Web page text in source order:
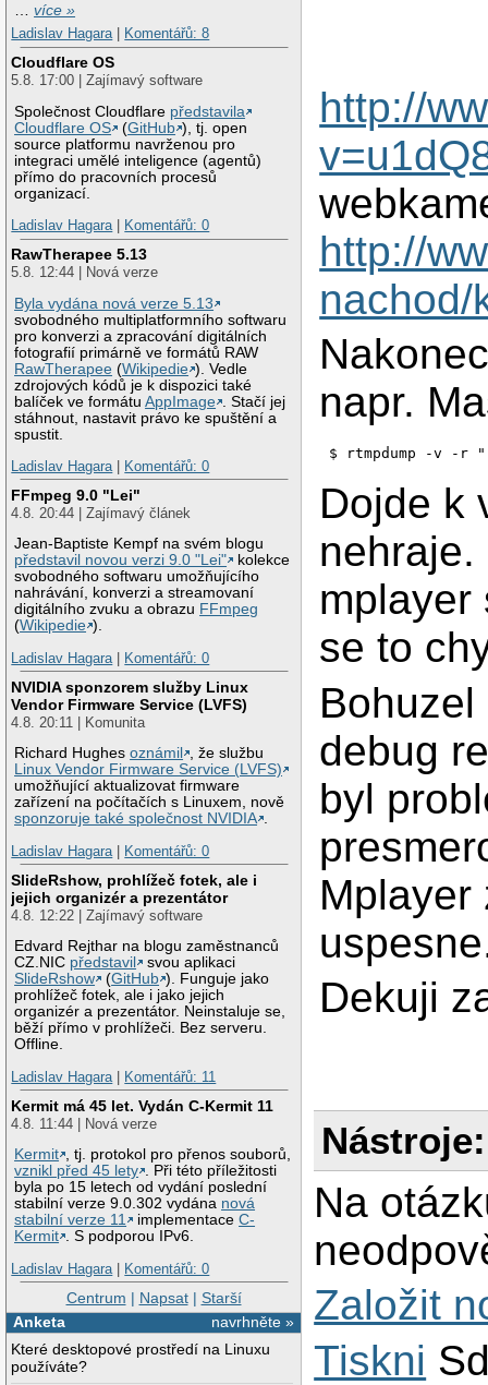
…více »
Ladislav Hagara| Komentářů: 8
Cloudflare OS
5.8. 17:00 | Zajímavý software
Společnost Cloudflare představila
Cloudflare OS
(GitHub ), tj. open
source platformu navrženou pro
integraci umělé inteligence (agentů)
přímo do pracovních procesů
organizací.
Ladislav Hagara| Komentářů: 0
RawTherapee 5.13
5.8. 12:44 | Nová verze
Byla vydána nová verze 5.13
svobodného multiplatformního softwaru
pro konverzi a zpracování digitálních
fotografií primárně ve formátů RAW
RawTherapee (Wikipedie ). Vedle
zdrojových kódů je k dispozici také
balíček ve formátuAppImage
. Stačí jej
stáhnout, nastavit právo ke spuštění a
spustit.
Ladislav Hagara| Komentářů: 0
FFmpeg 9.0 "Lei"
4.8. 20:44 | Zajímavý článek
Jean-Baptiste Kempf na svém blogu
představil novou verzi 9.0 "Lei"
kolekce
svobodného softwaru umožňujícího
nahrávání, konverzi a streamovaní
digitálního zvuku a obrazu FFmpeg
(Wikipedie ).
Ladislav Hagara| Komentářů: 0
NVIDIA sponzorem služby Linux
Vendor Firmware Service (LVFS)
4.8. 20:11 | Komunita
Richard Hughesoznámil
, že službu
Linux Vendor Firmware Service (LVFS)
umožňující aktualizovat firmware
zařízení na počítačích s Linuxem, nově
sponzoruje také společnost NVIDIA .
Ladislav Hagara| Komentářů: 0
SlideRshow, prohlížeč fotek, ale i
jejich organizér a prezentátor
4.8. 12:22 | Zajímavý software
Edvard Rejthar na blogu zaměstnanců
CZ.NIC představil
svou aplikaci
SlideRshow
(GitHub ). Funguje jako
prohlížeč fotek, ale i jako jejich
organizér a prezentátor. Neinstaluje se,
běží přímo v prohlížeči. Bez serveru.
Offline.
Ladislav Hagara| Komentářů: 11
Kermit má 45 let. Vydán C-Kermit 11
4.8. 11:44 | Nová verze
Kermit , tj. protokol pro přenos souborů,
vznikl před 45 lety . Při této příležitosti
byla po 15 letech od vydání poslední
stabilní verze 9.0.302 vydána nová
stabilní verze 11
implementaceC-
Kermit . S podporou IPv6.
Ladislav Hagara| Komentářů: 0
Centrum | Napsat| Starší
navrhněte »
Anketa
Které desktopové prostředí na Linuxu
používáte?
http://
http://
nachod/
napr.
$ rtmpdump -v -r
Dojde k
mplayer
se to
debug
byl
Mplayer
Dekuji
Nástroje:
Na
Založit
Tiskni